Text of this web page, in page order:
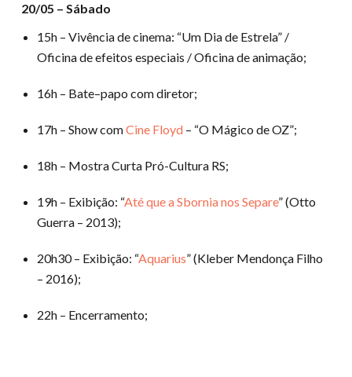
20/05 – Sábado
15h – Vivência de cinema: “Um Dia de Estrela” /
Oficina de efeitos especiais / Oficina de animação;
16h – Bate–papo com diretor;
17h – Show comCine Floyd – “O Mágico de OZ”;
18h – Mostra Curta Pró-Cultura RS;
19h – Exibição: “Até que a Sbornia nos Separe” (Otto
Guerra – 2013);
20h30 – Exibição: “Aquarius” (Kleber Mendonça Filho
– 2016);
22h – Encerramento;